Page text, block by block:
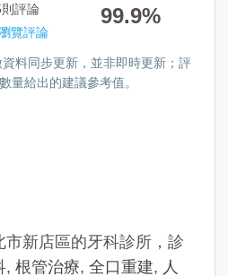
評論
覽評論
99.9%
料同步更新，並非即時更新；評
量給出的建議參考值。
新店區的牙科診所，診
, 根管治療, 全口重建, 人